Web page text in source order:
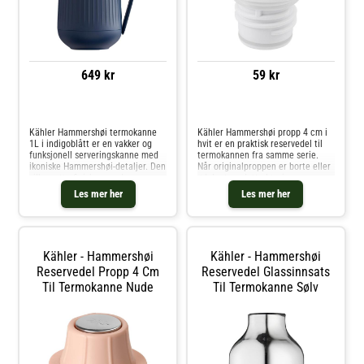
649 kr
Les mer her
Kähler Hammershøi termokanne
1L i indigoblått er en vakker og
funksjonell serveringskanne med
ikoniske Hammershøi-detaljer. Den
karakteristiske rillene gir et
raffinert utseende, mens det
ergonomiske håndtaket er en
59 kr
Les mer her
Kähler Hammershøi propp 4 cm i
hvit er en praktisk reservedel til
termokannen fra samme serie.
Når originalproppen er borte eller
gjør det mulig å bruke
favorittkannen igjen – akkurat
som før.Proppen sitter godt på pla
Kähler - Hammershøi
Reservedel Propp 4 Cm
Til Termokanne Nude
Kähler - Hammershøi
Reservedel Glassinnsats
Til Termokanne Sølv